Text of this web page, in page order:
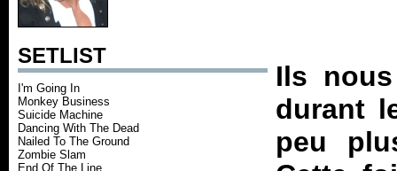
SETLIST
I'm Going In
Monkey Business
Suicide Machine
Dancing With The Dead
Nailed To The Ground
Zombie Slam
End Of The Line
Ils
durant
peu